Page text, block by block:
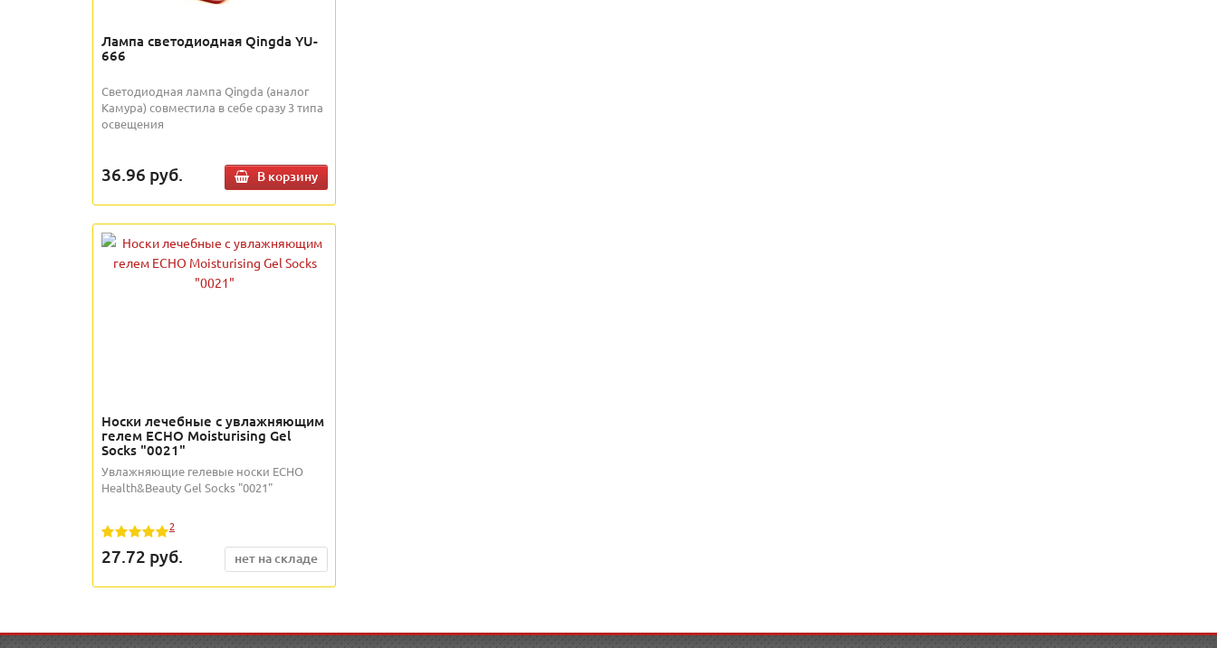
Лампа светодиодная Qingda YU-
666
Светодиодная лампа Qingda (аналог
Камура) совместила в себе сразу 3 типа
освещения
36.96 руб. В корзину
Носки лечебные с увлажняющим
гелем ECHO Moisturising Gel
Socks "0021"
Увлажняющие гелевые носки ECHO
Health&Beauty Gel Socks "0021"
2
27.72 руб. нет на складе